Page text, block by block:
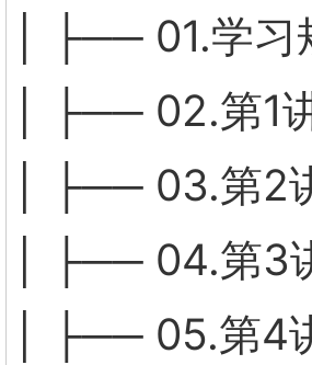
│ ├── 01.学
│ ├── 02.第1
│ ├── 03.第2
│ ├── 04.第3
│ ├── 05.第4